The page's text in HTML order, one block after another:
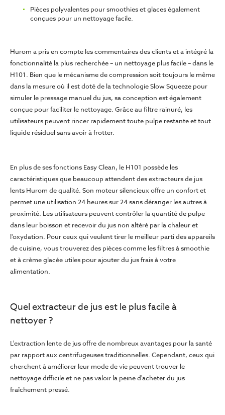
Pièces polyvalentes pour smoothies et glaces également
conçues pour un nettoyage facile.
Hurom a pris en compte les commentaires des clients et a intégré la
fonctionnalité la plus recherchée – un nettoyage plus facile – dans le
H101. Bien que le mécanisme de compression soit toujours le même
dans la mesure où il est doté de la technologie Slow Squeeze pour
simuler le pressage manuel du jus, sa conception est également
conçue pour faciliter le nettoyage. Grâce au filtre rainuré, les
utilisateurs peuvent rincer rapidement toute pulpe restante et tout
liquide résiduel sans avoir à frotter.
En plus de ses fonctions Easy Clean, le H101 possède les
caractéristiques que beaucoup attendent des extracteurs de jus
lents Hurom de qualité. Son moteur silencieux offre un confort et
permet une utilisation 24 heures sur 24 sans déranger les autres à
proximité. Les utilisateurs peuvent contrôler la quantité de pulpe
dans leur boisson et recevoir du jus non altéré par la chaleur et
l'oxydation. Pour ceux qui veulent tirer le meilleur parti des appareils
de cuisine, vous trouverez des pièces comme les filtres à smoothie
et à crème glacée utiles pour ajouter du jus frais à votre
alimentation.
Quel extracteur de jus est le plus facile à
nettoyer ?
L'extraction lente de jus offre de nombreux avantages pour la santé
par rapport aux centrifugeuses traditionnelles. Cependant, ceux qui
cherchent à améliorer leur mode de vie peuvent trouver le
nettoyage difficile et ne pas valoir la peine d'acheter du jus
fraîchement pressé.